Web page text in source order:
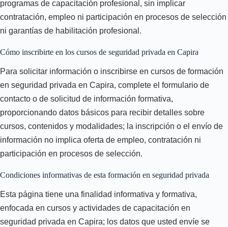
programas de capacitación profesional, sin implicar
contratación, empleo ni participación en procesos de selección
ni garantías de habilitación profesional.
Cómo inscribirte en los cursos de seguridad privada en Capira
Para solicitar información o inscribirse en cursos de formación
en seguridad privada en Capira, complete el formulario de
contacto o de solicitud de información formativa,
proporcionando datos básicos para recibir detalles sobre
cursos, contenidos y modalidades; la inscripción o el envío de
información no implica oferta de empleo, contratación ni
participación en procesos de selección.
Condiciones informativas de esta formación en seguridad privada
Esta página tiene una finalidad informativa y formativa,
enfocada en cursos y actividades de capacitación en
seguridad privada en Capira; los datos que usted envíe se